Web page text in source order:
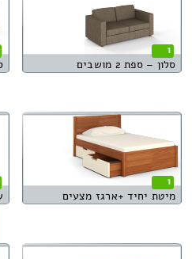
1
סלון – ספת 2 מושבים
1
מיטת יחיד +ארגז מצעים